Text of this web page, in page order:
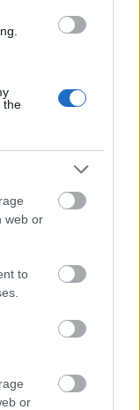
the
web or
to
or
νόμιμα
άδεια, με
του
«τριήμερα
κατά τον
ενώ
από
σε